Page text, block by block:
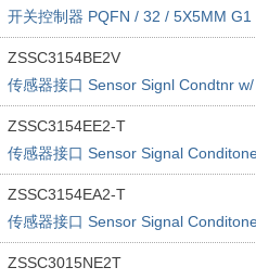
开关控制器 PQFN / 32 / 5X5MM G1
TAPE&REEL - 7"
ZSSC3154BE2V
传感器接口 Sensor Signl Condtnr w/
Dual Analog Out
ZSSC3154EE2-T
传感器接口 Sensor Signal
ZSSC3154EA2-T
传感器接口 Sensor Signal
ZSSC3015NE2T